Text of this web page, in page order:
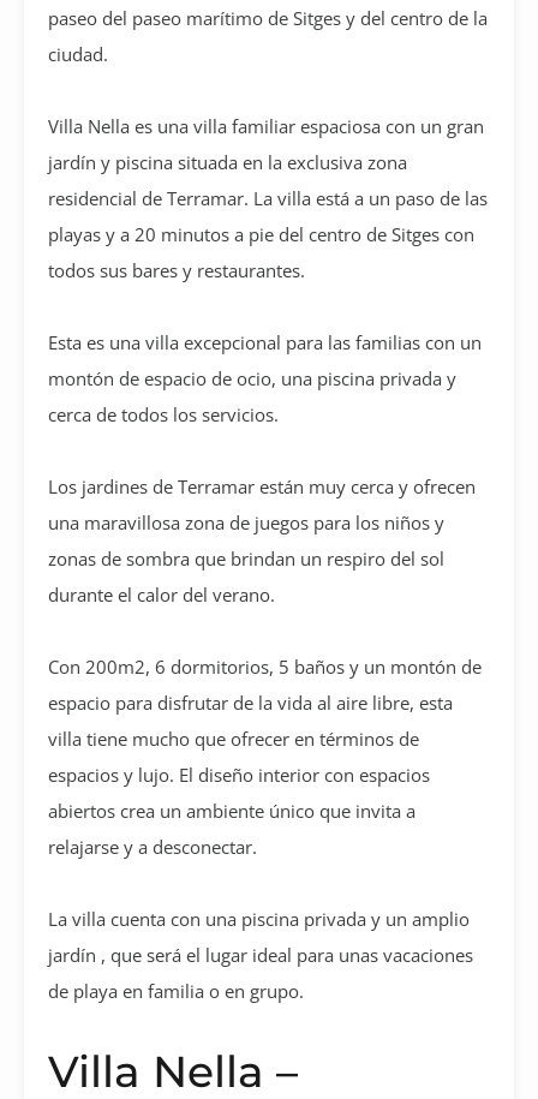
paseo del paseo marítimo de Sitges y del centro de la
ciudad.
Villa Nella es una villa familiar espaciosa con un gran
jardín y piscina situada en la exclusiva zona
residencial de Terramar. La villa está a un paso de las
playas y a 20 minutos a pie del centro de Sitges con
todos sus bares y restaurantes.
Esta es una villa excepcional para las familias con un
montón de espacio de ocio, una piscina privada y
cerca de todos los servicios.
Los jardines de Terramar están muy cerca y ofrecen
una maravillosa zona de juegos para los niños y
zonas de sombra que brindan un respiro del sol
durante el calor del verano.
Con 200m2, 6 dormitorios, 5 baños y un montón de
espacio para disfrutar de la vida al aire libre, esta
villa tiene mucho que ofrecer en términos de
espacios y lujo. El diseño interior con espacios
abiertos crea un ambiente único que invita a
relajarse y a desconectar.
La villa cuenta con una piscina privada y un amplio
jardín , que será el lugar ideal para unas vacaciones
de playa en familia o en grupo.
Villa Nella –